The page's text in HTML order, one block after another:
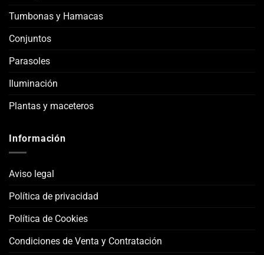
Tumbonas y Hamacas
Conjuntos
Parasoles
Iluminación
Plantas y maceteros
Información
Aviso legal
Política de privacidad
Política de Cookies
Condiciones de Venta y Contratación